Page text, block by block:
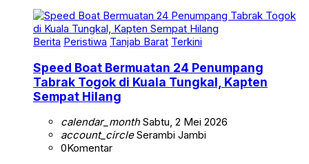
Berita Peristiwa Tanjab Barat Terkini
Speed Boat Bermuatan 24 Penumpang
Tabrak Togok di Kuala Tungkal, Kapten
Sempat Hilang
calendar_monthSabtu, 2 Mei 2026
account_circleSerambi Jambi
0Komentar